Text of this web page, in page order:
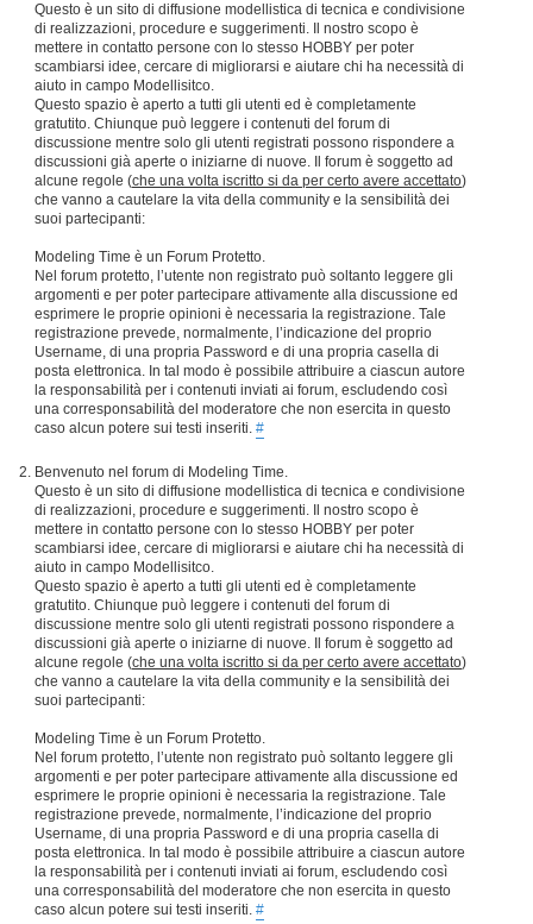
Questo è un sito di diffusione modellistica di tecnica e condivisione
di realizzazioni, procedure e suggerimenti. Il nostro scopo è
mettere in contatto persone con lo stesso HOBBY per poter
scambiarsi idee, cercare di migliorarsi e aiutare chi ha necessità di
aiuto in campo Modellisitco.
Questo spazio è aperto a tutti gli utenti ed è completamente
gratutito. Chiunque può leggere i contenuti del forum di
discussione mentre solo gli utenti registrati possono rispondere a
discussioni già aperte o iniziarne di nuove. Il forum è soggetto ad
alcune regole (che una volta iscritto si da per certo avere accettato)
che vanno a cautelare la vita della community e la sensibilità dei
suoi partecipanti:
Modeling Time è un Forum Protetto.
Nel forum protetto, l’utente non registrato può soltanto leggere gli
argomenti e per poter partecipare attivamente alla discussione ed
esprimere le proprie opinioni è necessaria la registrazione. Tale
registrazione prevede, normalmente, l’indicazione del proprio
Username, di una propria Password e di una propria casella di
posta elettronica. In tal modo è possibile attribuire a ciascun autore
la responsabilità per i contenuti inviati ai forum, escludendo così
una corresponsabilità del moderatore che non esercita in questo
caso alcun potere sui testi inseriti. #
Benvenuto nel forum di Modeling Time.
Questo è un sito di diffusione modellistica di tecnica e condivisione
di realizzazioni, procedure e suggerimenti. Il nostro scopo è
mettere in contatto persone con lo stesso HOBBY per poter
scambiarsi idee, cercare di migliorarsi e aiutare chi ha necessità di
aiuto in campo Modellisitco.
Questo spazio è aperto a tutti gli utenti ed è completamente
gratutito. Chiunque può leggere i contenuti del forum di
discussione mentre solo gli utenti registrati possono rispondere a
discussioni già aperte o iniziarne di nuove. Il forum è soggetto ad
alcune regole (che una volta iscritto si da per certo avere accettato)
che vanno a cautelare la vita della community e la sensibilità dei
suoi partecipanti:
Modeling Time è un Forum Protetto.
Nel forum protetto, l’utente non registrato può soltanto leggere gli
argomenti e per poter partecipare attivamente alla discussione ed
esprimere le proprie opinioni è necessaria la registrazione. Tale
registrazione prevede, normalmente, l’indicazione del proprio
Username, di una propria Password e di una propria casella di
posta elettronica. In tal modo è possibile attribuire a ciascun autore
la responsabilità per i contenuti inviati ai forum, escludendo così
una corresponsabilità del moderatore che non esercita in questo
caso alcun potere sui testi inseriti. #